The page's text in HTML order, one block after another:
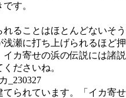
す。
ることはほとんどないそう
瀬に打ち上げられるほど押
カ寄せの浜の伝説には諸説
ださいね。
られています。「イカ寄せ